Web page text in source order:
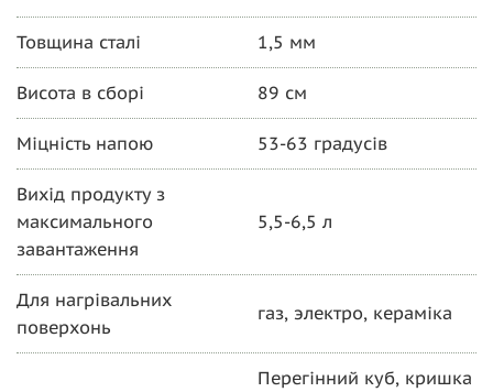
Товщина сталі 1,5 мм
Висота в сборі 89 см
Міцність напою 53-63 градусів
Вихід продукту з
максимального
завантаження
5,5-6,5 л
Для нагрівальних
поверхонь
газ, электро, кераміка
Перегінний куб, кришка